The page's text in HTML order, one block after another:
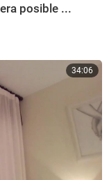
posible ...
34:06